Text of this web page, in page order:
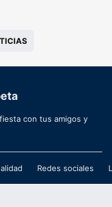
con tus amigos y
Redes sociales